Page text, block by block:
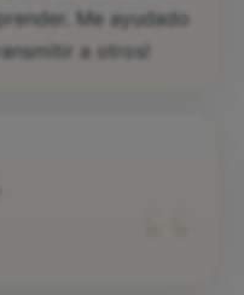
Me ayudado
a otros!